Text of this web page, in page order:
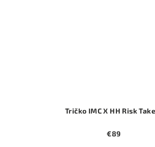
Tričko IMC X HH Risk
€89